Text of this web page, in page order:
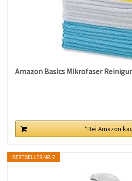
Amazon Basics Mikrofaser
*Bei Amazon
BESTSELLER NR. 7